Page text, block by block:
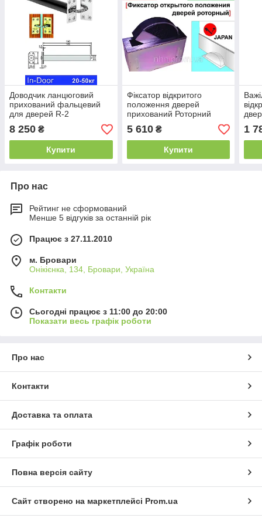
Доводчик ланцюговий
прихований фальцевий
для дверей R-2
8 250 ₴
Купити
Фіксатор відкритого
положення дверей
прихований Роторний
5 610₴
Купити
1
Про нас
Рейтинг не сформований
Менше 5 відгуків за останній рік
Працює з 27.11.2010
м. Бровари
Онікієнка, 134, Бровари, Україна
Контакти
Сьогодні працює з 11:00 до 20:00
Показати весь графік роботи
Про нас
Контакти
Доставка та оплата
Графік роботи
Повна версія сайту
Сайт створено на маркетплейсі Prom.ua